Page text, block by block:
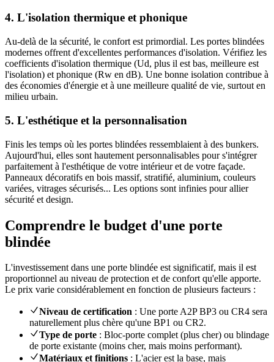
4. L'isolation thermique et phonique
Au-delà de la sécurité, le confort est primordial. Les portes blindées
modernes offrent d'excellentes performances d'isolation. Vérifiez les
coefficients d'isolation thermique (Ud, plus il est bas, meilleure est
l'isolation) et phonique (Rw en dB). Une bonne isolation contribue à
des économies d'énergie et à une meilleure qualité de vie, surtout en
milieu urbain.
5. L'esthétique et la personnalisation
Finis les temps où les portes blindées ressemblaient à des bunkers.
Aujourd'hui, elles sont hautement personnalisables pour s'intégrer
parfaitement à l'esthétique de votre intérieur et de votre façade.
Panneaux décoratifs en bois massif, stratifié, aluminium, couleurs
variées, vitrages sécurisés... Les options sont infinies pour allier
sécurité et design.
Comprendre le budget d'une porte
blindée
L'investissement dans une porte blindée est significatif, mais il est
proportionnel au niveau de protection et de confort qu'elle apporte.
Le prix varie considérablement en fonction de plusieurs facteurs :
Niveau de certification : Une porte A2P BP3 ou CR4 sera
naturellement plus chère qu'une BP1 ou CR2.
Type de porte : Bloc-porte complet (plus cher) ou blindage
de porte existante (moins cher, mais moins performant).
Matériaux et finitions : L'acier est la base, mais